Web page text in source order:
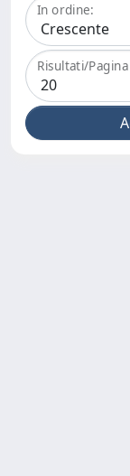
In ordine:
Risultati/Pagina